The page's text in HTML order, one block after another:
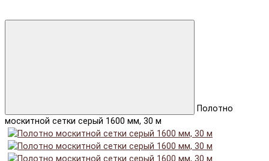
Полотно
москитной сетки серый 1600 мм, 30 м